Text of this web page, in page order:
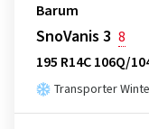
Barum
SnoVanis 3 8
195 R14C 106Q/
Transporter